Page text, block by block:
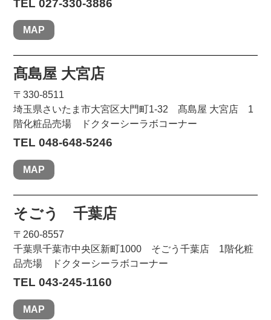
TEL 027-330-3886
MAP
髙島屋 大宮店
〒330-8511
埼玉県さいたま市大宮区大門町1-32 髙島屋 大宮店 1
階化粧品売場 ドクターシーラボコーナー
TEL 048-648-5246
MAP
そごう 千葉店
〒260-8557
千葉県千葉市中央区新町1000 そごう千葉店 1階化粧
品売場 ドクターシーラボコーナー
TEL 043-245-1160
MAP